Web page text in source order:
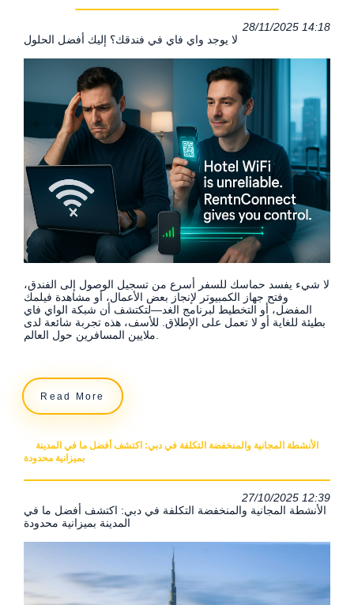
28/11/2025 14:18
لا يوجد واي فاي في فندقك؟ إليك أفضل الحلول
لا شيء يفسد حماسك للسفر أسرع من تسجيل الوصول إلى الفندق،
وفتح جهاز الكمبيوتر لإنجاز بعض الأعمال، أو مشاهدة فيلمك
المفضل، أو التخطيط لبرنامج الغد—لتكتشف أن شبكة الواي فاي
بطيئة للغاية أو لا تعمل على الإطلاق. للأسف، هذه تجربة شائعة لدى
Read More
الأنشطة المجانية والمنخفضة التكلفة في دبي: اكتشف أفضل ما في المدينة
بميزانية محدودة
27/10/2025 12:39
الأنشطة المجانية والمنخفضة التكلفة في دبي: اكتشف أفضل ما في
المدينة بميزانية محدودة